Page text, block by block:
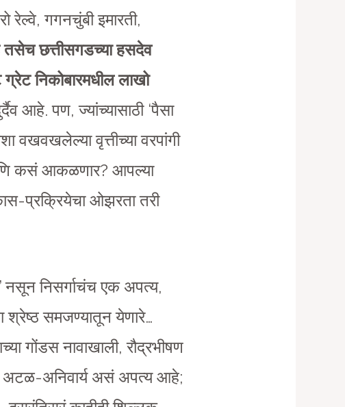
रेल्वे, गगनचुंबी इमारती,
छत्तीसगडच्या हसदेव
निकोबारमधील लाखो
आहे. पण, ज्यांच्यासाठी ‘पैसा
वखवखलेल्या वृत्तीच्या वरपांगी
आणि कसं आकळणार? आपल्या
प्रक्रियेचा ओझरता तरी
नसून निसर्गाचंच एक अपत्य,
श्रेष्ठ समजण्यातून येणारे…
गोंडस नावाखाली, रौद्रभीषण
अटळ-अनिवार्य असं अपत्य आहे;